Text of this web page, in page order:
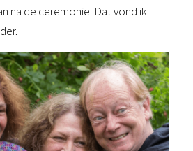
na de ceremonie. Dat vond ik